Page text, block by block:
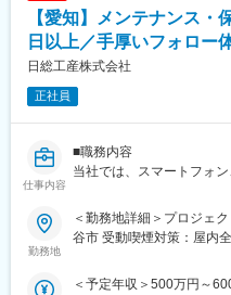
・衛生管理者試験 関係法令
・工程リーダー研修
・CAD_CATIA（設計ツー
変更の範囲：会社の定める
■当社での取り組み
質の高い教育研修を実現
成やリスキリングにも力
ひとりの成長を促進し、
す。
当社の教育訓練施設では
術教育や配属前研修、設
■当社について
として、産業界と労働市
【愛知】メンテナンス
日以上／手厚いフォロー
日総工産株式会社
正社員
仕事内容
■職務内容
当社では、スマートフォ
います。メンテナンス・
クトに携わっていただき
勤務地
＜勤務地詳細＞プロジェ
谷市 受動喫煙対策：屋内
＜予定年収＞500万円～